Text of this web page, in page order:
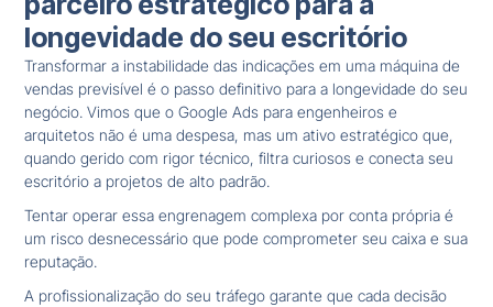
longevidade do seu escritório
Transformar a instabilidade das indicações em uma máquina de
vendas previsível é o passo definitivo para a longevidade do seu
negócio. Vimos que o Google Ads para engenheiros e
arquitetos não é uma despesa, mas um ativo estratégico que,
quando gerido com rigor técnico, filtra curiosos e conecta seu
escritório a projetos de alto padrão.
Tentar operar essa engrenagem complexa por conta própria é
um risco desnecessário que pode comprometer seu caixa e sua
reputação.
A profissionalização do seu tráfego garante que cada decisão